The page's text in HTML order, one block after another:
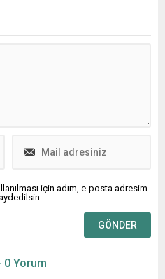
için adım, e-posta adresim
0 Yorum